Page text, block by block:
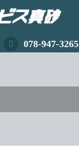
078-947-3265